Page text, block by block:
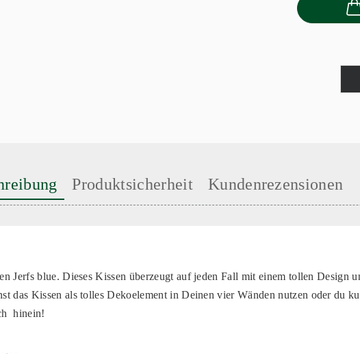
Produktsicherheit Kundenrezensionen
Jerfs blue. Dieses Kissen überzeugt auf jeden Fall mit einem tollen Design
das Kissen als tolles Dekoelement in Deinen vier Wänden nutzen oder du
hinein!